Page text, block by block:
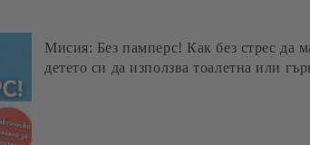
303 неустоими Еър Фрайър рецепти